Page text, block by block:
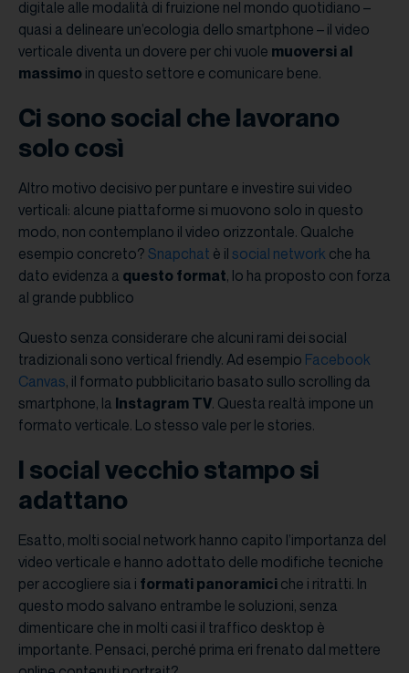
digitale alle modalità di fruizione nel mondo quotidiano –
quasi a delineare un’ecologia dello smartphone – il video
verticale diventa un dovere per chi vuole muoversi al
massimo in questo settore e comunicare bene.
Ci sono social che lavorano
solo così
Altro motivo decisivo per puntare e investire sui video
verticali: alcune piattaforme si muovono solo in questo
modo, non contemplano il video orizzontale. Qualche
esempio concreto? Snapchat è il social network che ha
dato evidenza a questo format, lo ha proposto con forza
al grande pubblico
Questo senza considerare che alcuni rami dei social
tradizionali sono vertical friendly. Ad esempio Facebook
Canvas, il formato pubblicitario basato sullo scrolling da
smartphone, la Instagram TV. Questa realtà impone un
formato verticale. Lo stesso vale per le stories.
I social vecchio stampo si
adattano
Esatto, molti social network hanno capito l’importanza del
video verticale e hanno adottato delle modifiche tecniche
per accogliere sia i formati panoramici che i ritratti. In
questo modo salvano entrambe le soluzioni, senza
dimenticare che in molti casi il traffico desktop è
importante. Pensaci, perché prima eri frenato dal mettere